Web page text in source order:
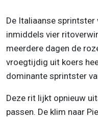
De Italiaanse sprintster
inmiddels vier
meerdere dagen de
vroegtijdig uit koers
dominante sprintster
Deze rit lijkt opnieuw
passen. De klim naar